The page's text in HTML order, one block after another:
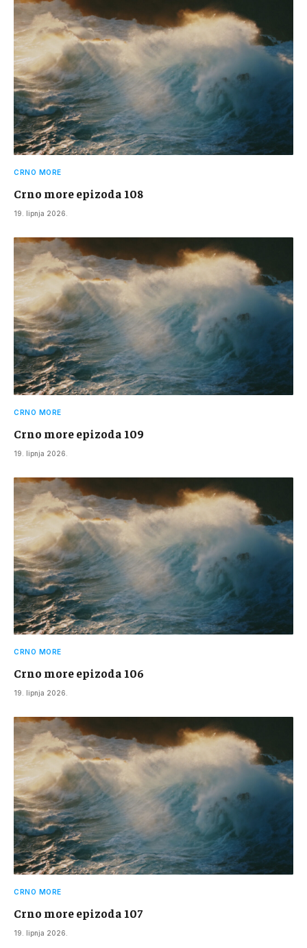
CRNO MORE
Crno more epizoda 108
19. lipnja 2026.
CRNO MORE
Crno more epizoda 109
19. lipnja 2026.
CRNO MORE
Crno more epizoda 106
19. lipnja 2026.
CRNO MORE
Crno more epizoda 107
19. lipnja 2026.